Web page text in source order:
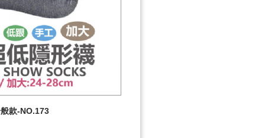
款-NO.173